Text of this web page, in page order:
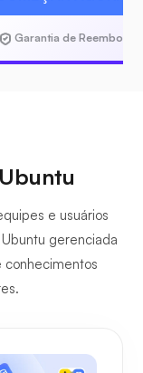
Garantia de Reembolso
e usuários
gerenciada
conhecimentos